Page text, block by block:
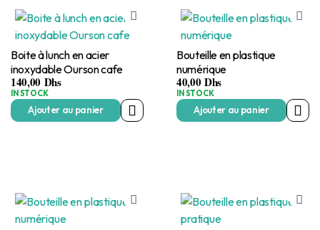
Boite à lunch en acier
inoxydable Ourson cafe
140,00 Dhs
IN STOCK
Ajouter au panier
Bouteille en plastique
numérique
40,00Dhs
IN STOCK
Ajouter au panier